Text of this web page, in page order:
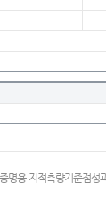
용 지적측량기준점성